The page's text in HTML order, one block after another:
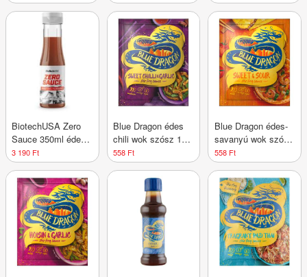
BiotechUSA Zero
Sauce 350ml édes
chili
3 190 Ft
Blue Dragon édes
chili wok szósz 120
g
558 Ft
Blue Dragon édes-
savanyú wok szósz
120 g
558 Ft